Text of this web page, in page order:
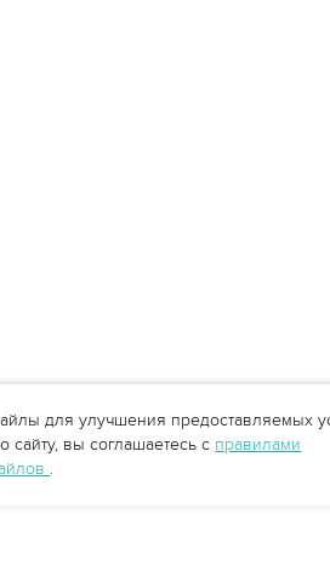
для улучшения предоставляемых
вы соглашаетесь с правилами
.